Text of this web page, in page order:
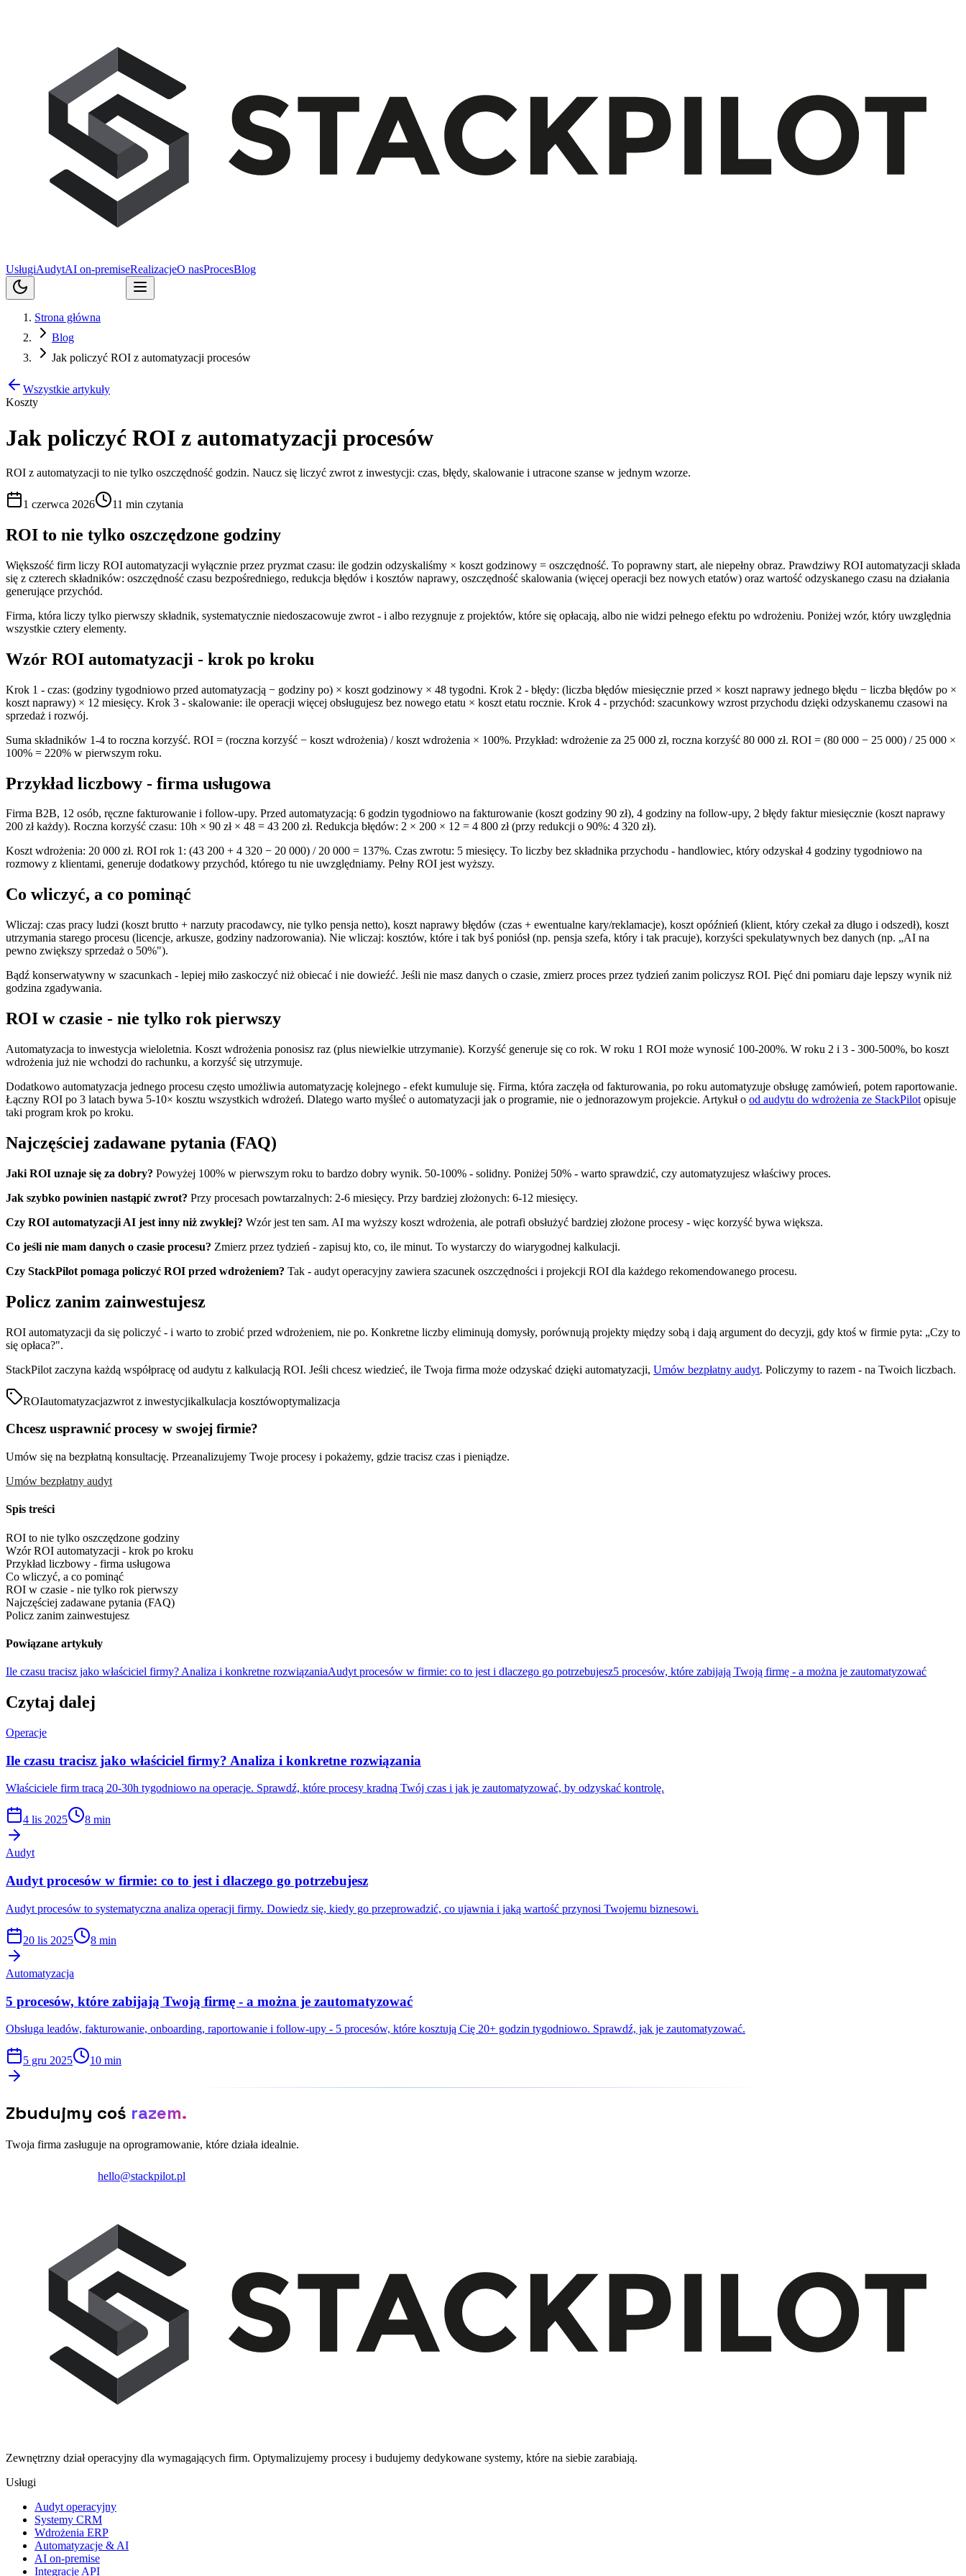
UsługiAudytAI on-premiseRealizacjeO nasProcesBlog
Strona główna
Blog
Jak policzyć ROI z automatyzacji procesów
Wszystkie artykuły
Koszty
Jak policzyć ROI z automatyzacji procesów
ROI z automatyzacji to nie tylko oszczędność godzin. Naucz się liczyć zwrot z inwestycji: czas, błędy, skalowanie i utracone szanse w jednym wzorze.
1 czerwca 2026 11 min czytania
ROI to nie tylko oszczędzone godziny
Większość firm liczy ROI automatyzacji wyłącznie przez pryzmat czasu: ile godzin odzyskaliśmy × koszt godzinowy = oszczędność. To poprawny start, ale niepełny obraz. Prawdziwy ROI automatyzacji składa
się z czterech składników: oszczędność czasu bezpośredniego, redukcja błędów i kosztów naprawy, oszczędność skalowania (więcej operacji bez nowych etatów) oraz wartość odzyskanego czasu na działania
generujące przychód.
Firma, która liczy tylko pierwszy składnik, systematycznie niedoszacowuje zwrot - i albo rezygnuje z projektów, które się opłacają, albo nie widzi pełnego efektu po wdrożeniu. Poniżej wzór, który uwzględnia
wszystkie cztery elementy.
Wzór ROI automatyzacji - krok po kroku
Krok 1 - czas: (godziny tygodniowo przed automatyzacją − godziny po) × koszt godzinowy × 48 tygodni. Krok 2 - błędy: (liczba błędów miesięcznie przed × koszt naprawy jednego błędu − liczba błędów po ×
koszt naprawy) × 12 miesięcy. Krok 3 - skalowanie: ile operacji więcej obsługujesz bez nowego etatu × koszt etatu rocznie. Krok 4 - przychód: szacunkowy wzrost przychodu dzięki odzyskanemu czasowi na
sprzedaż i rozwój.
Suma składników 1-4 to roczna korzyść. ROI = (roczna korzyść − koszt wdrożenia) / koszt wdrożenia × 100%. Przykład: wdrożenie za 25 000 zł, roczna korzyść 80 000 zł. ROI = (80 000 − 25 000) / 25 000 ×
100% = 220% w pierwszym roku.
Przykład liczbowy - firma usługowa
Firma B2B, 12 osób, ręczne fakturowanie i follow-upy. Przed automatyzacją: 6 godzin tygodniowo na fakturowanie (koszt godziny 90 zł), 4 godziny na follow-upy, 2 błędy faktur miesięcznie (koszt naprawy
200 zł każdy). Roczna korzyść czasu: 10h × 90 zł × 48 = 43 200 zł. Redukcja błędów: 2 × 200 × 12 = 4 800 zł (przy redukcji o 90%: 4 320 zł).
Koszt wdrożenia: 20 000 zł. ROI rok 1: (43 200 + 4 320 − 20 000) / 20 000 = 137%. Czas zwrotu: 5 miesięcy. To liczby bez składnika przychodu - handlowiec, który odzyskał 4 godziny tygodniowo na
rozmowy z klientami, generuje dodatkowy przychód, którego tu nie uwzględniamy. Pełny ROI jest wyższy.
Co wliczyć, a co pominąć
Wliczaj: czas pracy ludzi (koszt brutto + narzuty pracodawcy, nie tylko pensja netto), koszt naprawy błędów (czas + ewentualne kary/reklamacje), koszt opóźnień (klient, który czekał za długo i odszedł), koszt
utrzymania starego procesu (licencje, arkusze, godziny nadzorowania). Nie wliczaj: kosztów, które i tak byś poniósł (np. pensja szefa, który i tak pracuje), korzyści spekulatywnych bez danych (np. „AI na
pewno zwiększy sprzedaż o 50%").
Bądź konserwatywny w szacunkach - lepiej miło zaskoczyć niż obiecać i nie dowieźć. Jeśli nie masz danych o czasie, zmierz proces przez tydzień zanim policzysz ROI. Pięć dni pomiaru daje lepszy wynik niż
godzina zgadywania.
ROI w czasie - nie tylko rok pierwszy
Automatyzacja to inwestycja wieloletnia. Koszt wdrożenia ponosisz raz (plus niewielkie utrzymanie). Korzyść generuje się co rok. W roku 1 ROI może wynosić 100-200%. W roku 2 i 3 - 300-500%, bo koszt
wdrożenia już nie wchodzi do rachunku, a korzyść się utrzymuje.
Dodatkowo automatyzacja jednego procesu często umożliwia automatyzację kolejnego - efekt kumuluje się. Firma, która zaczęła od fakturowania, po roku automatyzuje obsługę zamówień, potem raportowanie.
Łączny ROI po 3 latach bywa 5-10× kosztu wszystkich wdrożeń. Dlatego warto myśleć o automatyzacji jak o programie, nie o jednorazowym projekcie. Artykuł o od audytu do wdrożenia ze StackPilot opisuje
taki program krok po kroku.
Najczęściej zadawane pytania (FAQ)
Jaki ROI uznaje się za dobry? Powyżej 100% w pierwszym roku to bardzo dobry wynik. 50-100% - solidny. Poniżej 50% - warto sprawdzić, czy automatyzujesz właściwy proces.
Jak szybko powinien nastąpić zwrot? Przy procesach powtarzalnych: 2-6 miesięcy. Przy bardziej złożonych: 6-12 miesięcy.
Czy ROI automatyzacji AI jest inny niż zwykłej? Wzór jest ten sam. AI ma wyższy koszt wdrożenia, ale potrafi obsłużyć bardziej złożone procesy - więc korzyść bywa większa.
Co jeśli nie mam danych o czasie procesu? Zmierz przez tydzień - zapisuj kto, co, ile minut. To wystarczy do wiarygodnej kalkulacji.
Czy StackPilot pomaga policzyć ROI przed wdrożeniem? Tak - audyt operacyjny zawiera szacunek oszczędności i projekcji ROI dla każdego rekomendowanego procesu.
Policz zanim zainwestujesz
ROI automatyzacji da się policzyć - i warto to zrobić przed wdrożeniem, nie po. Konkretne liczby eliminują domysły, porównują projekty między sobą i dają argument do decyzji, gdy ktoś w firmie pyta: „Czy to
się opłaca?".
StackPilot zaczyna każdą współpracę od audytu z kalkulacją ROI. Jeśli chcesz wiedzieć, ile Twoja firma może odzyskać dzięki automatyzacji, Umów bezpłatny audyt. Policzymy to razem - na Twoich liczbach.
ROIautomatyzacjazwrot z inwestycjikalkulacja kosztówoptymalizacja
Chcesz usprawnić procesy w swojej firmie?
Umów się na bezpłatną konsultację. Przeanalizujemy Twoje procesy i pokażemy, gdzie tracisz czas i pieniądze.
Umów bezpłatny audyt
Spis treści
ROI to nie tylko oszczędzone godziny
Wzór ROI automatyzacji - krok po kroku
Przykład liczbowy - firma usługowa
Co wliczyć, a co pominąć
ROI w czasie - nie tylko rok pierwszy
Najczęściej zadawane pytania (FAQ)
Policz zanim zainwestujesz
Powiązane artykuły
Ile czasu tracisz jako właściciel firmy? Analiza i konkretne rozwiązaniaAudyt procesów w firmie: co to jest i dlaczego go potrzebujesz5 procesów, które zabijają Twoją firmę - a można je zautomatyzować
Czytaj dalej
Operacje
Ile czasu tracisz jako właściciel firmy? Analiza i konkretne rozwiązania
Właściciele firm tracą 20-30h tygodniowo na operacje. Sprawdź, które procesy kradną Twój czas i jak je zautomatyzować, by odzyskać kontrolę.
4 lis 2025 8 min
Audyt
Audyt procesów w firmie: co to jest i dlaczego go potrzebujesz
Audyt procesów to systematyczna analiza operacji firmy. Dowiedz się, kiedy go przeprowadzić, co ujawnia i jaką wartość przynosi Twojemu biznesowi.
20 lis 2025 8 min
Automatyzacja
5 procesów, które zabijają Twoją firmę - a można je zautomatyzować
Obsługa leadów, fakturowanie, onboarding, raportowanie i follow-upy - 5 procesów, które kosztują Cię 20+ godzin tygodniowo. Sprawdź, jak je zautomatyzować.
5 gru 2025 10 min
Zbudujmy coś razem.
Twoja firma zasługuje na oprogramowanie, które działa idealnie.
hello@stackpilot.pl
Zewnętrzny dział operacyjny dla wymagających firm. Optymalizujemy procesy i budujemy dedykowane systemy, które na siebie zarabiają.
Usługi
Audyt operacyjny
Systemy CRM
Wdrożenia ERP
Automatyzacje & AI
AI on-premise
Integracje API